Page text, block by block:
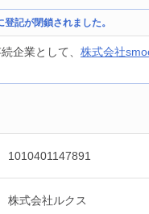
記が閉鎖されました。
企業として、 株式会社
1010401147891
株式会社ルクス